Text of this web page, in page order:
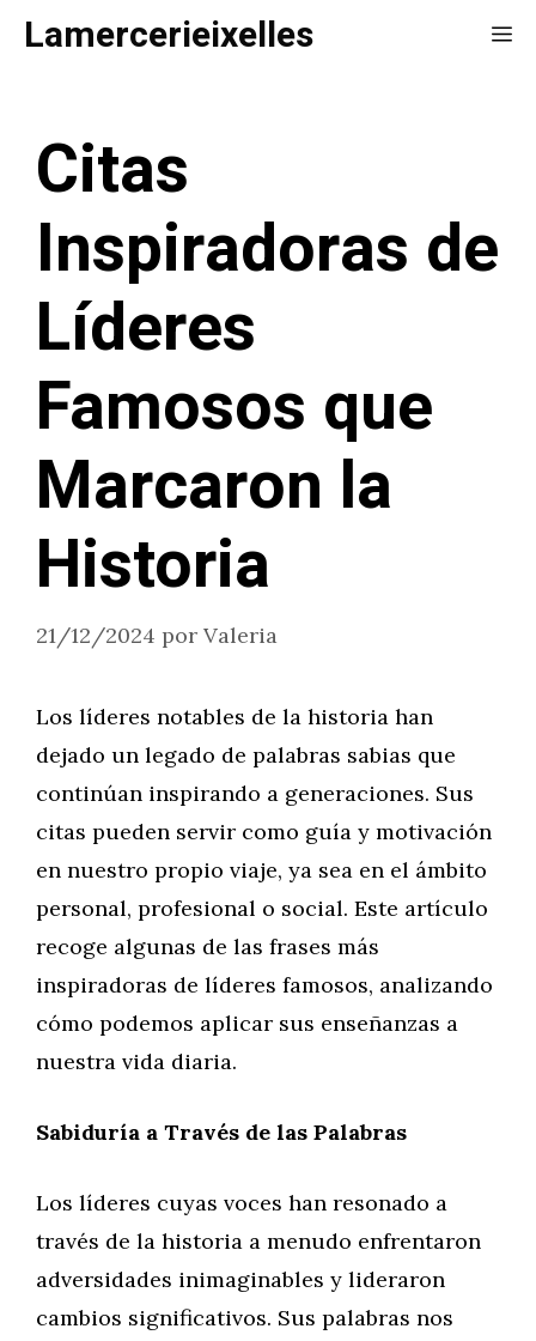
SaltarLamercerieixelles
Citas
Inspiradoras de
Líderes
Famosos que
Marcaron la
Historia
21/12/2024 por Valeria
Los líderes notables de la historia han
dejado un legado de palabras sabias que
continúan inspirando a generaciones. Sus
citas pueden servir como guía y motivación
en nuestro propio viaje, ya sea en el ámbito
personal, profesional o social. Este artículo
recoge algunas de las frases más
inspiradoras de líderes famosos, analizando
cómo podemos aplicar sus enseñanzas a
nuestra vida diaria.
Sabiduría a Través de las Palabras
Los líderes cuyas voces han resonado a
través de la historia a menudo enfrentaron
adversidades inimaginables y lideraron
cambios significativos. Sus palabras nos